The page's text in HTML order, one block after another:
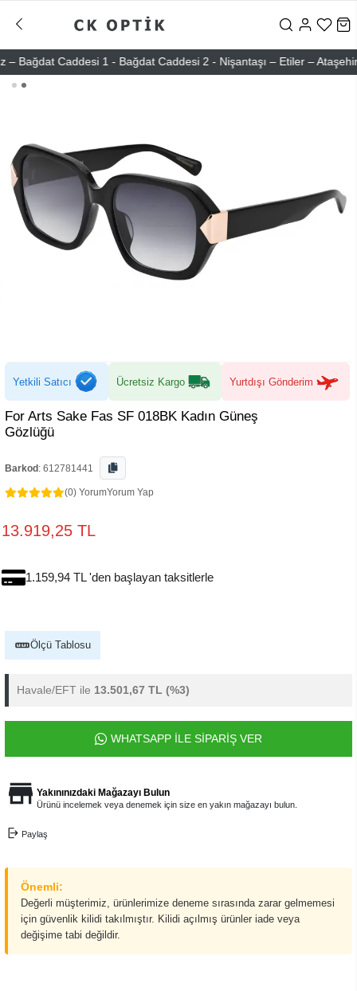
Caddesi 1 - Bağdat Caddesi 2 - Nişantaşı – Etiler – Ataşehir
Yetkili Satıcı Ücretsiz Kargo Yurtdışı Gönderim
For Arts Sake Fas SF 018BK Kadın Güneş
Gözlüğü
Barkod : 612781441
(0) YorumYorum Yap
13.919,25 TL
1.159,94 TL 'den başlayan taksitlerle
Ölçü Tablosu
Havale/EFT ile 13.501,67 TL (%3)
WHATSAPP İLE SİPARİŞ VER
Yakınınızdaki Mağazayı Bulun
Ürünü incelemek veya denemek için size en yakın mağazayı bulun.
Paylaş
Önemli:
Değerli müşterimiz, ürünlerimize deneme sırasında zarar gelmemesi
için güvenlik kilidi takılmıştır. Kilidi açılmış ürünler iade veya
değişime tabi değildir.